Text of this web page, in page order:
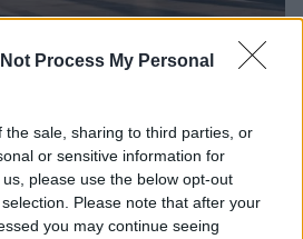
Process My Personal
the sale, sharing to third parties, or
or sensitive information for
please use the below opt-out
Please note that after your
you may continue seeing
de crédito em 90 dias